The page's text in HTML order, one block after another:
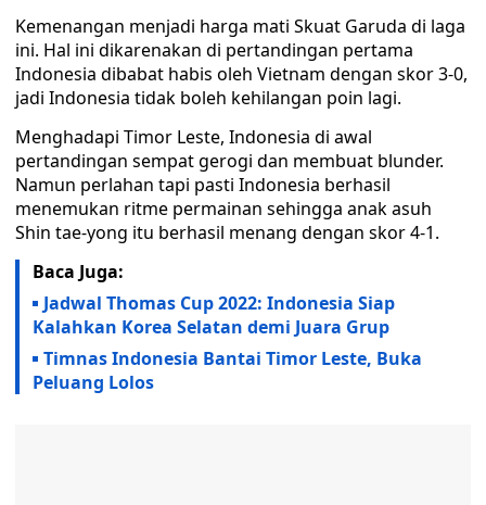
Kemenangan menjadi harga mati Skuat Garuda di laga
ini. Hal ini dikarenakan di pertandingan pertama
Indonesia dibabat habis oleh Vietnam dengan skor 3-0,
jadi Indonesia tidak boleh kehilangan poin lagi.
Menghadapi Timor Leste, Indonesia di awal
pertandingan sempat gerogi dan membuat blunder.
Namun perlahan tapi pasti Indonesia berhasil
menemukan ritme permainan sehingga anak asuh
Shin tae-yong itu berhasil menang dengan skor 4-1.
Baca Juga:
Jadwal Thomas Cup 2022: Indonesia Siap
Kalahkan Korea Selatan demi Juara Grup
Timnas Indonesia Bantai Timor Leste, Buka
Peluang Lolos